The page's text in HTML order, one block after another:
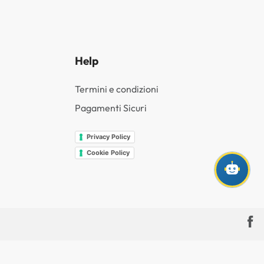
Help
Termini e condizioni
Pagamenti Sicuri
Privacy Policy
Cookie Policy